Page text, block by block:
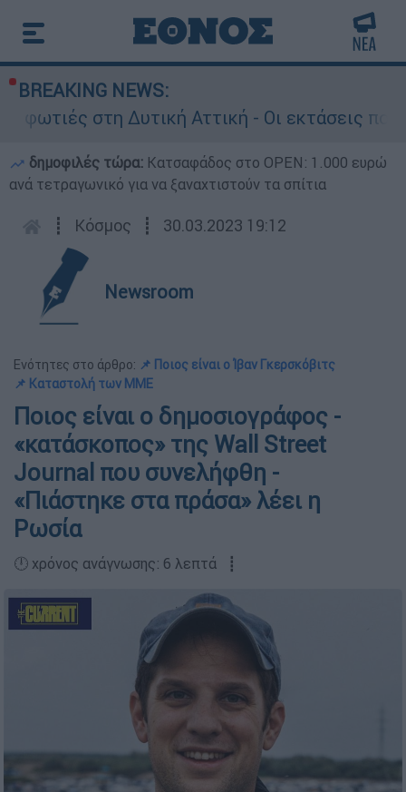
BREAKING NEWS:
στη Δυτική Αττική - Οι εκτάσεις που κάηκαν
δημοφιλές τώρα: Κατσαφάδος στο OPEN: 1.000 ευρώ
ανά τετραγωνικό για να ξαναχτιστούν τα σπίτια
┋ Κόσμος ┋ 30.03.2023 19:12
Newsroom
Ενότητες στο άρθρο: 📌 Ποιος είναι ο Ίβαν Γκερσκόβιτς
📌 Καταστολή των ΜΜΕ
Ποιος είναι ο δημοσιογράφος -
«κατάσκοπος» της Wall Street
Journal που συνελήφθη -
«Πιάστηκε στα πράσα» λέει η
Ρωσία
🕛 χρόνος ανάγνωσης: 6 λεπτά ┋